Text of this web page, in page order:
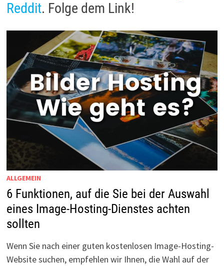
Reddit. Folge dem Link!
ALLGEMEIN
6 Funktionen, auf die Sie bei der Auswahl
eines Image-Hosting-Dienstes achten
sollten
Wenn Sie nach einer guten kostenlosen Image-Hosting-
Website suchen, empfehlen wir Ihnen, die Wahl auf der